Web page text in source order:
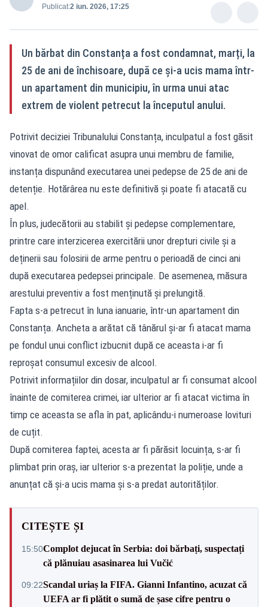
Publicat:2 iun. 2026, 17:25
Un bărbat din Constanța a fost condamnat, marți, la
25 de ani de închisoare, după ce și-a ucis mama într-
un apartament din municipiu, în urma unui atac
extrem de violent petrecut la începutul anului.
Potrivit deciziei Tribunalului Constanța, inculpatul a fost găsit
vinovat de omor calificat asupra unui membru de familie,
instanța dispunând executarea unei pedepse de 25 de ani de
detenție. Hotărârea nu este definitivă și poate fi atacată cu
apel.
În plus, judecătorii au stabilit și pedepse complementare,
printre care interzicerea exercitării unor drepturi civile și a
deținerii sau folosirii de arme pentru o perioadă de cinci ani
după executarea pedepsei principale. De asemenea, măsura
arestului preventiv a fost menținută și prelungită.
Fapta s-a petrecut în luna ianuarie, într-un apartament din
Constanța. Ancheta a arătat că tânărul și-ar fi atacat mama
pe fondul unui conflict izbucnit după ce aceasta i-ar fi
reproșat consumul excesiv de alcool.
Potrivit informațiilor din dosar, inculpatul ar fi consumat alcool
înainte de comiterea crimei, iar ulterior ar fi atacat victima în
timp ce aceasta se afla în pat, aplicându-i numeroase lovituri
de cuțit.
După comiterea faptei, acesta ar fi părăsit locuința, s-ar fi
plimbat prin oraș, iar ulterior s-a prezentat la poliție, unde a
anunțat că și-a ucis mama și s-a predat autorităților.
CITEȘTE ȘI
15:50Complot dejucat în Serbia: doi bărbați, suspectați
că plănuiau asasinarea lui Vučić
09:22Scandal uriaș la FIFA. Gianni Infantino, acuzat că
UEFA ar fi plătit o sumă de șase cifre pentru o